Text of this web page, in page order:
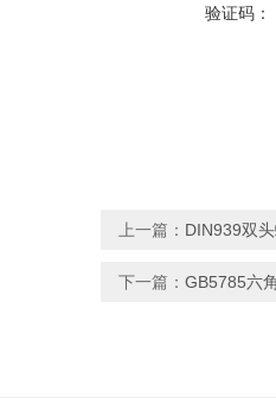
验证码：
上一篇： DIN939双
下一篇： GB5785六